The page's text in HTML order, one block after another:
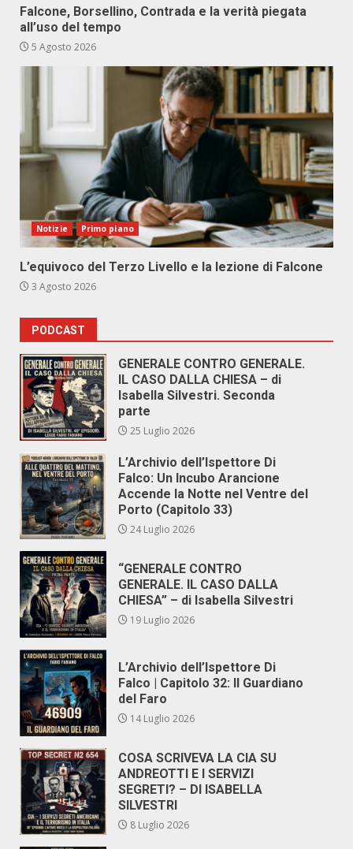
Falcone, Borsellino, Contrada e la verità piegata
all’uso del tempo
5 Agosto 2026
Notizie Primo piano
L’equivoco del Terzo Livello e la lezione di Falcone
3 Agosto 2026
PODCAST
GENERALE CONTRO GENERALE.
IL CASO DALLA CHIESA – di
Isabella Silvestri. Seconda
parte
25 Luglio 2026
L’Archivio dell’Ispettore Di
Falco: Un Incubo Arancione
Accende la Notte nel Ventre del
Porto (Capitolo 33)
24 Luglio 2026
“GENERALE CONTRO
GENERALE. IL CASO DALLA
CHIESA” – di Isabella Silvestri
19 Luglio 2026
L’Archivio dell’Ispettore Di
Falco | Capitolo 32: Il Guardiano
del Faro
14 Luglio 2026
COSA SCRIVEVA LA CIA SU
ANDREOTTI E I SERVIZI
SEGRETI? – DI ISABELLA
SILVESTRI
8 Luglio 2026